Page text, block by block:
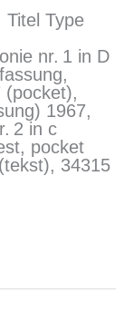
Titel Type
nr. 1 in D
(pocket),
1967,
2 in c
pocket
34315